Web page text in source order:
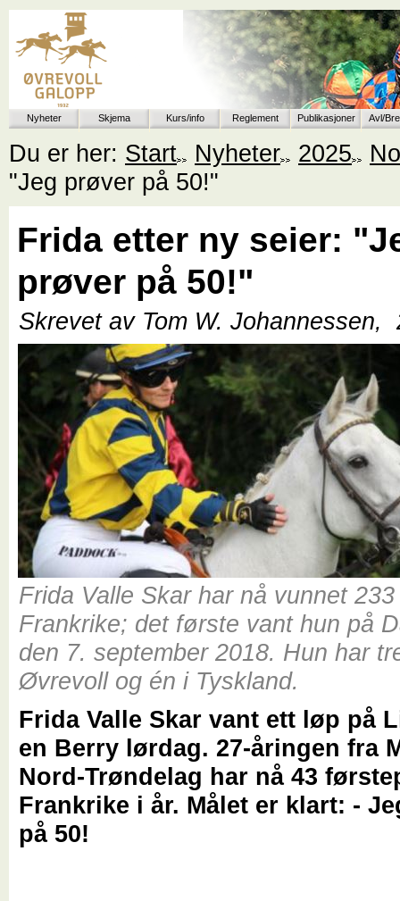
Nyheter Skjema Kurs/info Reglement Publikasjoner Avl/
Du er her: Start Nyheter 2025
"Jeg prøver på 50!"
Frida etter ny seier:
prøver på 50!"
Skrevet av Tom W. Johannessen,
Frida Valle Skar har nå vunnet
Frankrike; det første vant hun på
den 7. september 2018. Hun har
Øvrevoll og én i Tyskland.
Frida Valle Skar vant ett løp på
en Berry lørdag. 27-åringen fra
Nord-Trøndelag har nå 43
Frankrike i år. Målet er klart: -
på 50!